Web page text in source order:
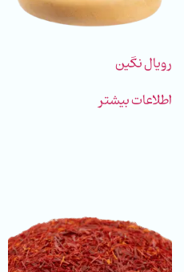
رویال نگین
اطلاعات بیشتر